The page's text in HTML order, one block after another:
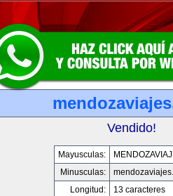
Vendido!
Mayusculas:
Minusculas:
Longitud:
13 caracteres